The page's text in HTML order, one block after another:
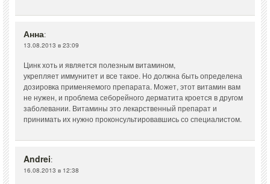
Анна:
13.08.2013 в 23:09
Цинк хоть и является полезным витамином,
укрепляет иммунитет и все такое. Но должна быть определена
дозировка применяемого препарата. Может, этот витамин вам
не нужен, и проблема себорейного дерматита кроется в другом
заболевании. Витамины это лекарственный препарат и
принимать их нужно проконсультировавшись со специалистом.
Andrei:
16.08.2013 в 12:38